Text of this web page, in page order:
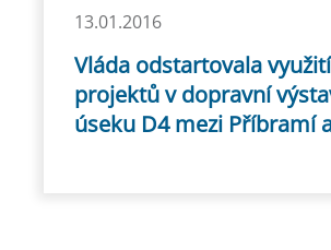
13.01.2016
Vláda odstartovala
projektů v dopravní
úseku D4 mezi Příbramí